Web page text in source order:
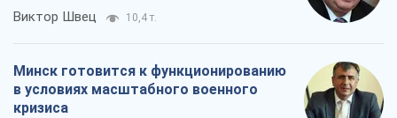
Виктор Швец 10,4 т.
Минск готовится к функционированию
в условиях масштабного военного
кризиса